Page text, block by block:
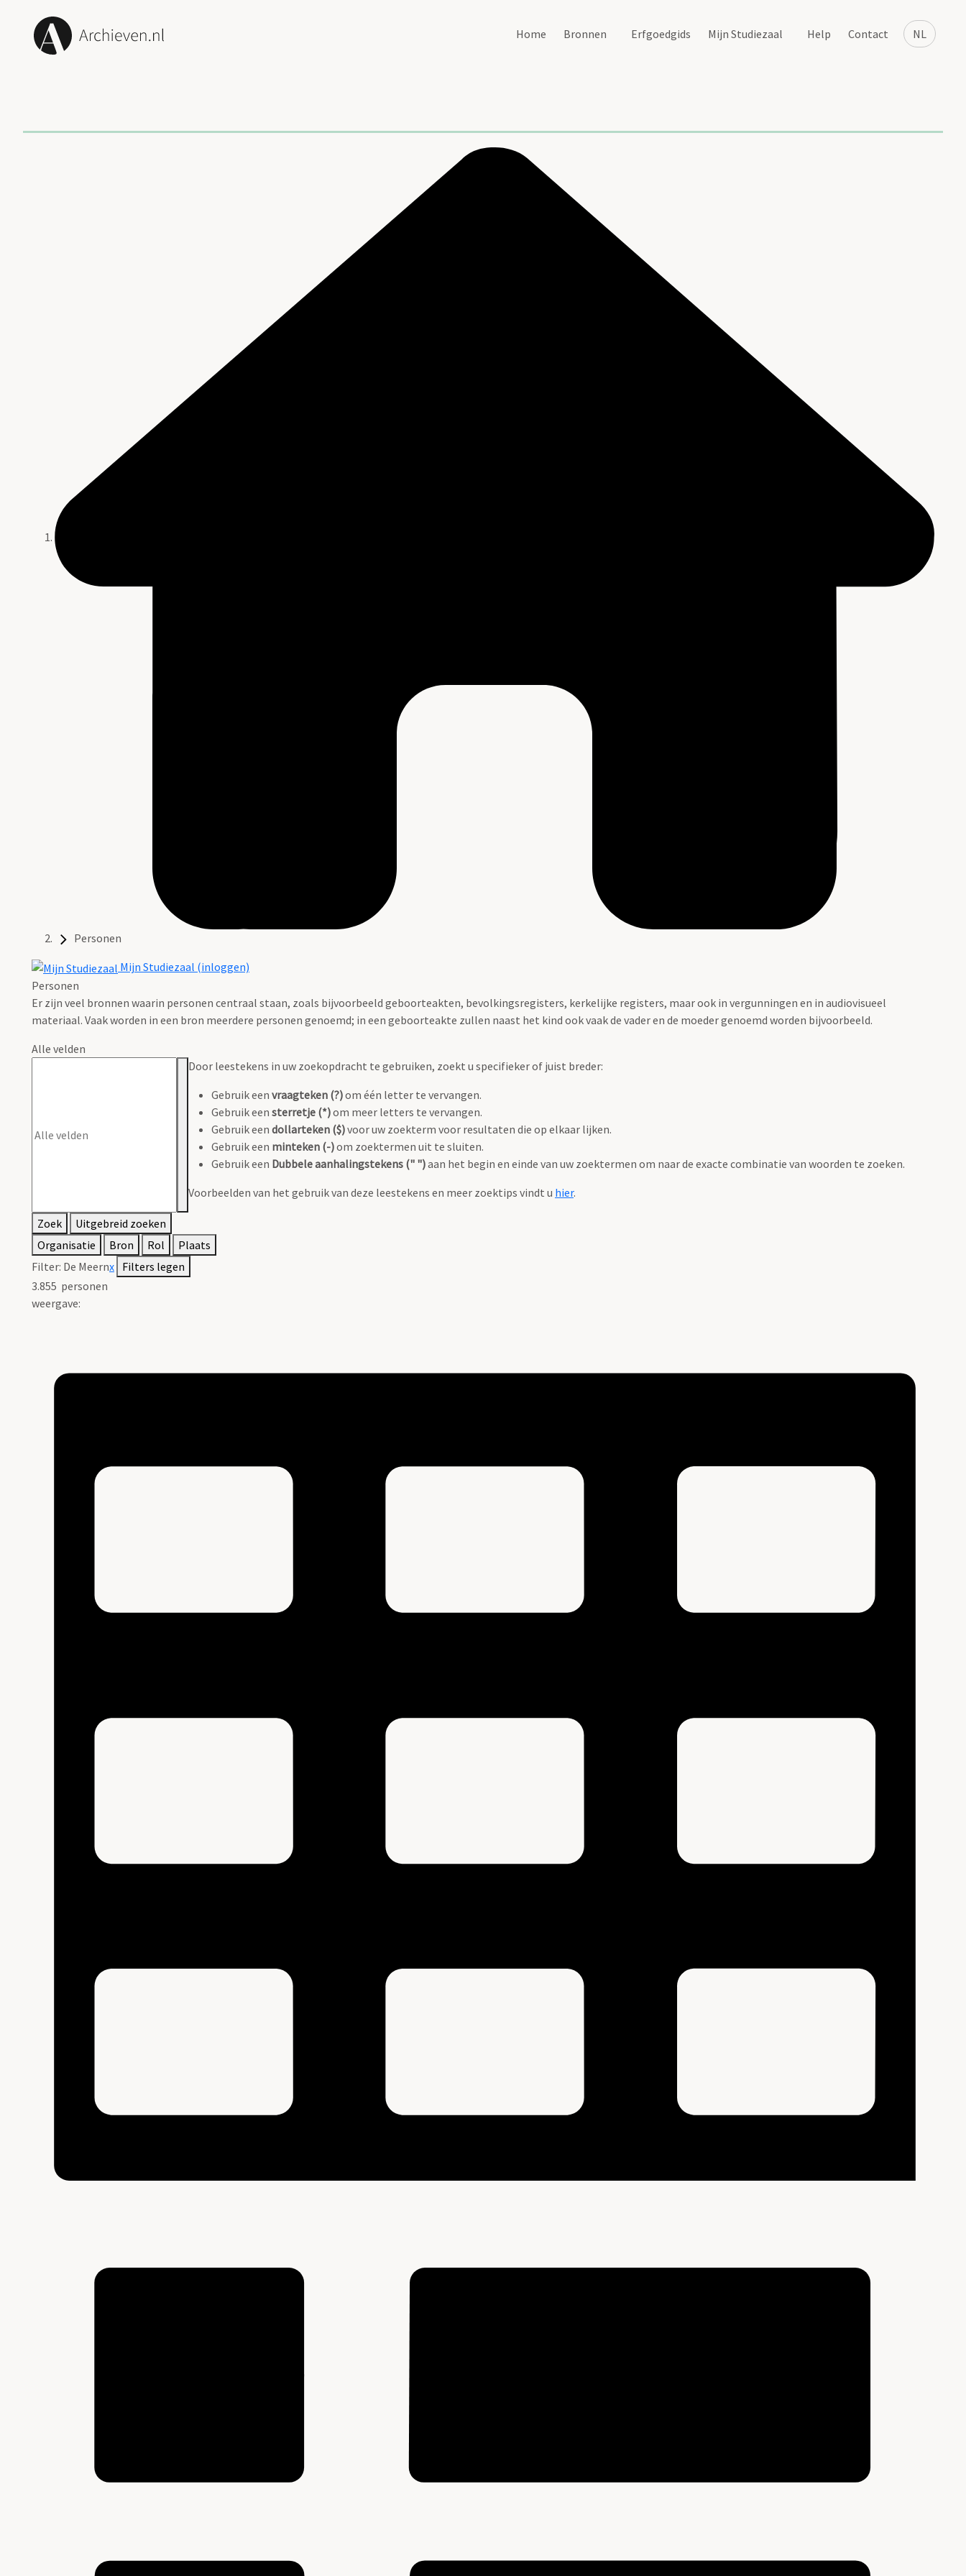
NL
Home Bronnen Erfgoedgids Mijn Studiezaal Help Contact
Personen
Mijn Studiezaal (inloggen)
Personen
Er zijn veel bronnen waarin personen centraal staan, zoals bijvoorbeeld geboorteakten, bevolkingsregisters, kerkelijke registers, maar ook in vergunningen en in audiovisueel
materiaal. Vaak worden in een bron meerdere personen genoemd; in een geboorteakte zullen naast het kind ook vaak de vader en de moeder genoemd worden bijvoorbeeld.
Alle velden
Door leestekens in uw zoekopdracht te gebruiken, zoekt u specifieker of juist breder:
Gebruik een vraagteken (?)om één letter te vervangen.
Gebruik een sterretje (*)om meer letters te vervangen.
Gebruik een dollarteken ($)voor uw zoekterm voor resultaten die op elkaar lijken.
Gebruik een minteken (-)om zoektermen uit te sluiten.
Gebruik een Dubbele aanhalingstekens (" ")aan het begin en einde van uw zoektermen om naar de exacte combinatie van woorden te zoeken.
Voorbeelden van het gebruik van deze leestekens en meer zoektips vindt u hier.
Zoek
Uitgebreid zoeken
Organisatie
Bron Rol
Plaats
Filter: De Meernx Filters legen
3.855 personen
weergave: